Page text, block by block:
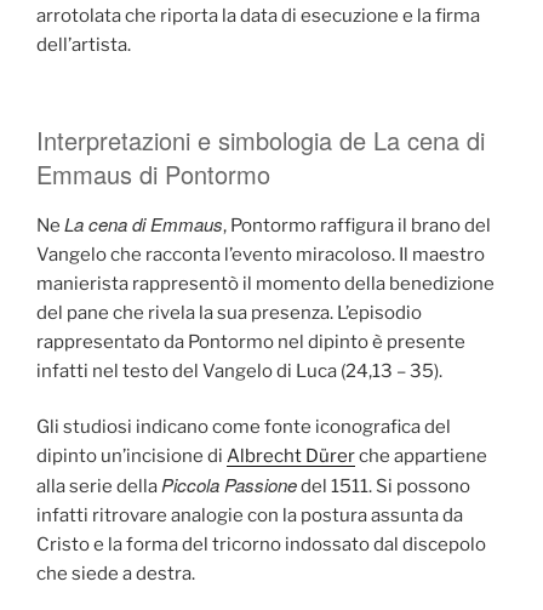
arrotolata che riporta la data di esecuzione e la firma
dell’artista.
Interpretazioni e simbologia de La cena di
Emmaus di Pontormo
Ne La cena di Emmaus, Pontormo raffigura il brano del
Vangelo che racconta l’evento miracoloso. Il maestro
manierista rappresentò il momento della benedizione
del pane che rivela la sua presenza. L’episodio
rappresentato da Pontormo nel dipinto è presente
infatti nel testo del Vangelo di Luca (24,13 – 35).
Gli studiosi indicano come fonte iconografica del
dipinto un’incisione di Albrecht Dürerche appartiene
alla serie dellaPiccola Passionedel 1511. Si possono
infatti ritrovare analogie con la postura assunta da
Cristo e la forma del tricorno indossato dal discepolo
che siede a destra.